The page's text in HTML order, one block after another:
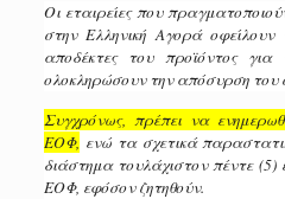
Οι εταιρείες που
στην Ελληνική Αγορά
αποδέκτες του προϊόντος
ολοκληρώσουν την απόσυρση του
Συγχρόνως, πρέπει να
ΕΟΦ, ενώ τα σχετικά
διάστημα τουλάχιστον πέντε
ΕΟΦ, εφόσον ζητηθούν.